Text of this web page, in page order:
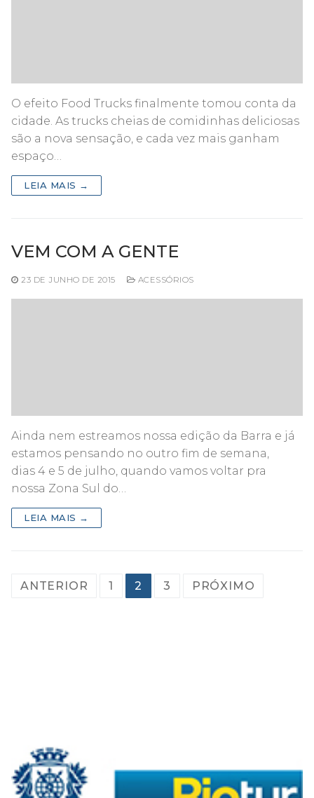
O efeito Food Trucks finalmente tomou conta da
cidade. As trucks cheias de comidinhas deliciosas
são a nova sensação, e cada vez mais ganham
espaço…
LEIA MAIS →
VEM COM A GENTE
23 DE JUNHO DE 2015 ACESSÓRIOS
Ainda nem estreamos nossa edição da Barra e já
estamos pensando no outro fim de semana,
dias 4 e 5 de julho, quando vamos voltar pra
nossa Zona Sul do…
LEIA MAIS →
PAGINAÇÃO
ANTERIOR 1 2 3 PRÓXIMO